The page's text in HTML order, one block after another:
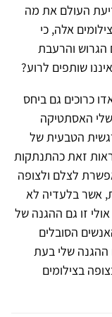
העולם את מה
אלה, כי
והרעבת
שותפים לרוע?
כרוכים גם ביחס
שלי האסתטיקה
הטבעית של
זאת כהתנתקות
לצלם ולצופה
אשר בלעדיה לא
זו גם ההגנה של
הסובלים
ההגנה שלי בעת
בצילומים